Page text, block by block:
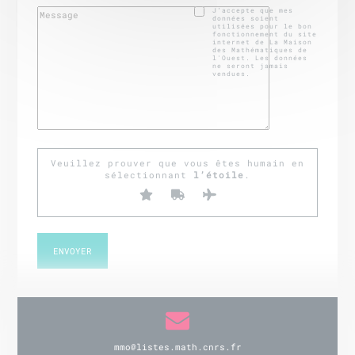
J’accepte que mes
données soient
utilisées pour le bon
fonctionnement du site
internet de La Maison
des Mathématiques de
l'Ouest. Les données
ne seront jamais
vendues.
Veuillez prouver que vous êtes humain en
sélectionnant
l’étoile .
mmo@listes.math.cnrs.fr